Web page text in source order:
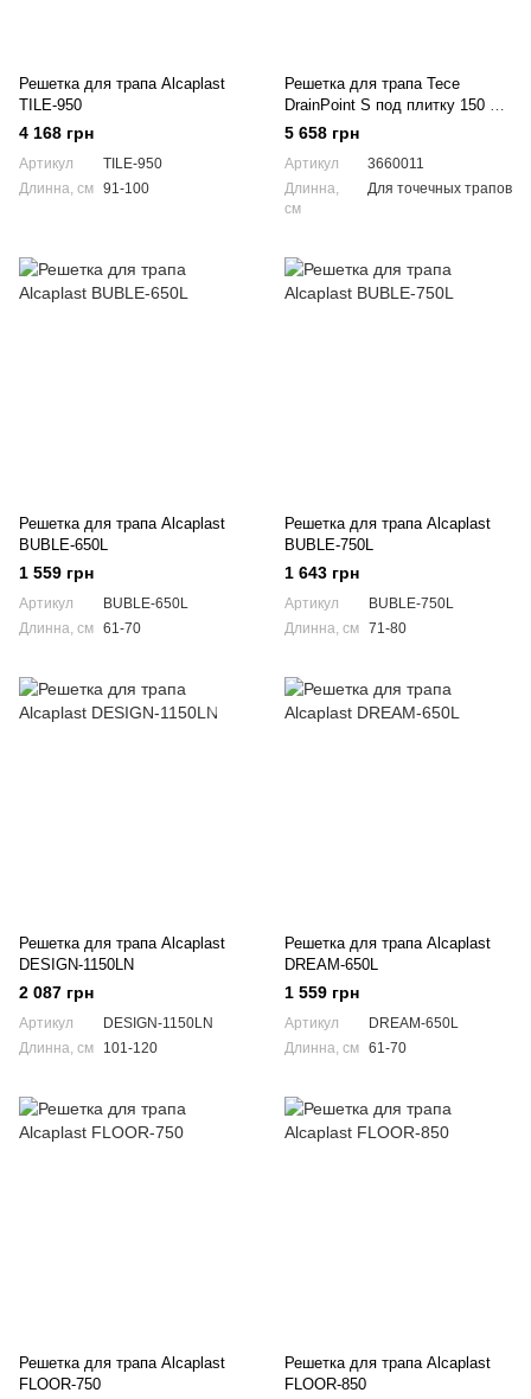
Решетка для трапа Alcaplast
TILE-950
4 168 грн
Артикул
TILE-950
Длинна, см 91-100
Решетка для трапа Tece
DrainPoint S под плитку 150 мм
3660011
5 658 грн
Артикул
3660011
Длинна,
см
Для точечных трапов
Решетка для трапа Alcaplast
BUBLE-650L
1 559 грн
Артикул
BUBLE-650L
Длинна, см 61-70
Решетка для трапа Alcaplast
BUBLE-750L
1 643 грн
Артикул
BUBLE-750L
Длинна, см 71-80
Решетка для трапа Alcaplast
DESIGN-1150LN
2 087 грн
Артикул
DESIGN-1150LN
Длинна, см
101-120
Решетка для трапа Alcaplast
DREAM-650L
1 559 грн
Артикул
DREAM-650L
Длинна, см 61-70
Решетка для трапа Alcaplast
FLOOR-750
Решетка для трапа Alcaplast
FLOOR-850